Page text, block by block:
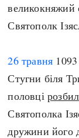
великокняжий
Святополк
26 травня
Стугни біля
половці
Святополка
дружини його